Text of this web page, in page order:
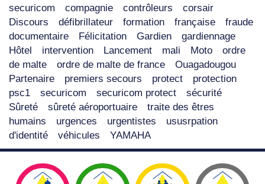
securicom
compagnie contrôleurs
corsair
Discours
défibrillateur formation française
fraude
documentaire
Félicitation Gardien
gardiennage
Hôtel
intervention Lancement mali Moto
ordre
de malte
ordre de malte de france
Ouagadougou
Partenaire
premiers secours protect
protection
psc1
securicom securicom protect
sécurité
Sûreté
sûreté aéroportuaire
traite des êtres
humains
urgences urgentistes
ususrpation
d'identité
véhicules YAMAHA